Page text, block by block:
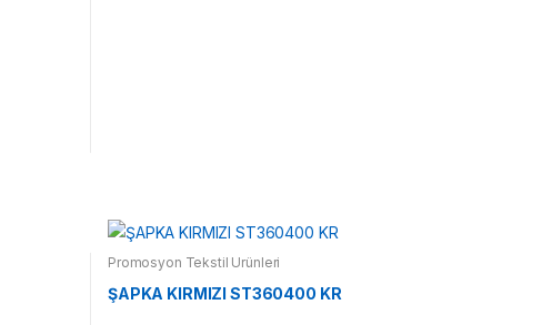
Promosyon Tekstil Ürünleri
ŞAPKA KIRMIZI ST360400 KR